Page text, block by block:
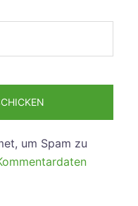
um Spam zu